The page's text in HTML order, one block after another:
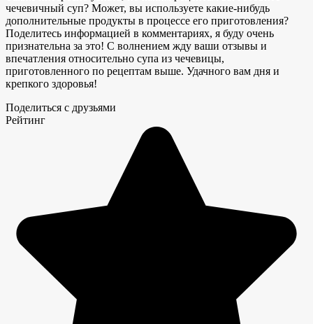
чечевичный суп? Может, вы используете какие-нибудь
дополнительные продукты в процессе его приготовления?
Поделитесь информацией в комментариях, я буду очень
признательна за это! С волнением жду ваши отзывы и
впечатления относительно супа из чечевицы,
приготовленного по рецептам выше. Удачного вам дня и
крепкого здоровья!
Поделиться с друзьями
Рейтинг